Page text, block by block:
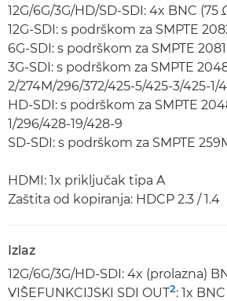
12G/6G/3G/HD/SD-SDI: 4x BNC
12G-SDI: s podrškom za SMPTE
6G-SDI: s podrškom za SMPTE 2081
3G-SDI: s podrškom za SMPTE
2/274M/296/372/425-5/425-3/425-1/
HD-SDI: s podrškom za SMPTE
1/296/428-19/428-9
SD-SDI: s podrškom za SMPTE
HDMI: 1x priključak tipa A
Zaštita od kopiranja: HDCP 2.3 / 1.4
Izlaz
12G/6G/3G/HD-SDI: 4x (prolazna)
VIŠEFUNKCIJSKI SDI OUT2: 1x